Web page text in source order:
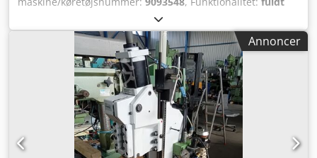
, Pneumatisk presse 63 tons Dwjdpfx
Acoyzhvpjqja
Annoncer